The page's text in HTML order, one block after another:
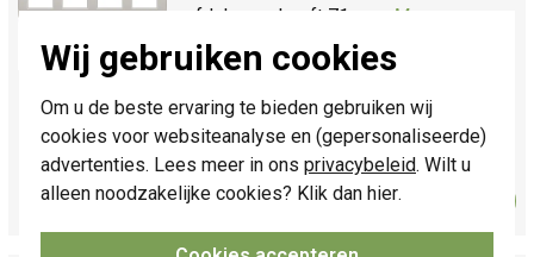
Wij gebruiken cookies
Om u de beste ervaring te bieden gebruiken wij
cookies voor websiteanalyse en (gepersonaliseerde)
advertenties. Lees meer in ons privacybeleid. Wilt u
alleen noodzakelijke cookies? Klik dan hier.
afdekraam heeft 71 mm.
Meer
informatie »
21u besteld, dinsdag in huis*
Huidige voorraad:1 stuk(s)
17,95 +
- Bestel